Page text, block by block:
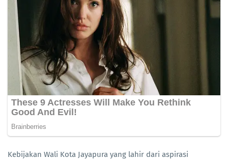
Kebijakan Wali Kota Jayapura yang lahir dari aspirasi